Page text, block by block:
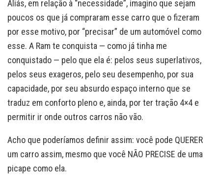
Aliás, em relação à “necessidade”, imagino que sejam
poucos os que já compraram esse carro que o fizeram
por esse motivo, por “precisar” de um automóvel como
esse. A Ram te conquista — como já tinha me
conquistado — pelo que ela é: pelos seus superlativos,
pelos seus exageros, pelo seu desempenho, por sua
capacidade, por seu absurdo espaço interno que se
traduz em conforto pleno e, ainda, por ter tração 4×4 e
permitir ir onde outros carros não vão.
Acho que poderíamos definir assim: você pode QUERER
um carro assim, mesmo que você NÃO PRECISE de uma
picape como ela.